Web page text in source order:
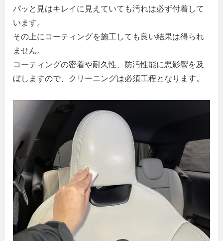
パッと見はキレイに見えていても汚れは必ず付着して
います。
その上にコーティングを施工しても良い結果は得られ
ません。
コーティングの密着や耐久性、防汚性能に悪影響を及
ぼしますので、クリーニングは必須工程となります。